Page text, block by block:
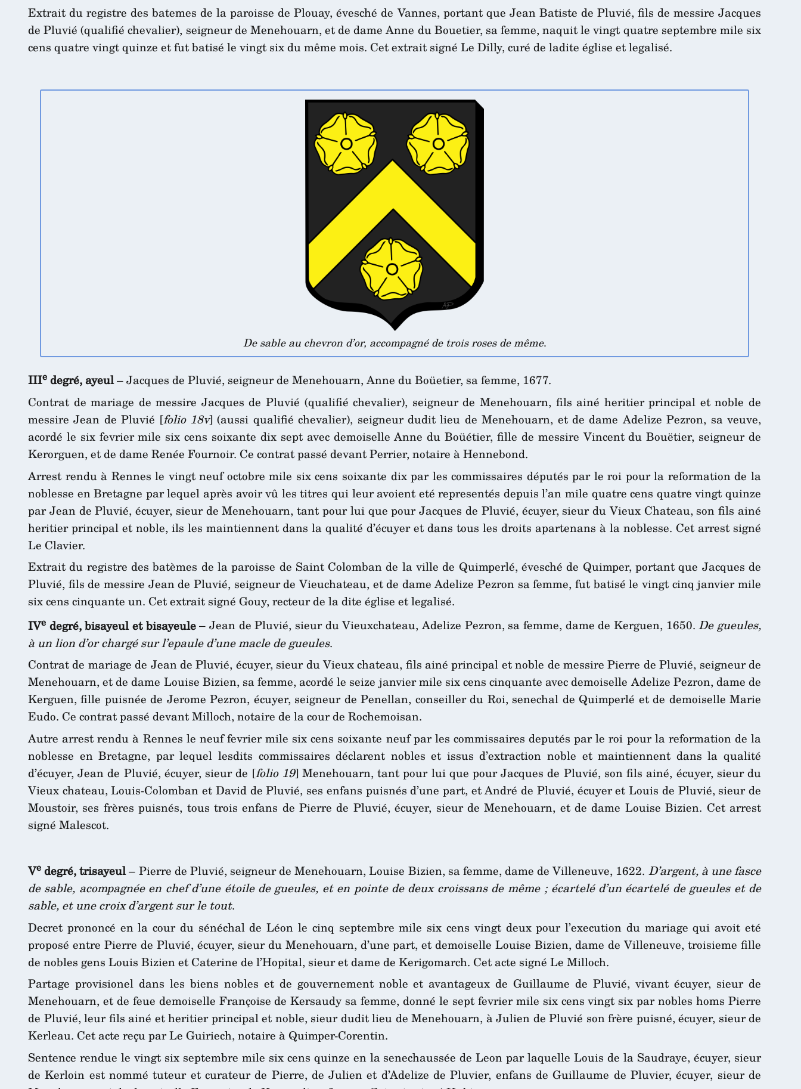
Extrait du registre des batemes de la paroisse de Plouay, évesché de Vannes, portant que Jean Batiste de Pluvié, fils de messire Jacques
de Pluvié (qualifié chevalier), seigneur de Menehouarn, et de dame Anne du Bouetier, sa femme, naquit le vingt quatre septembre mile six
cens quatre vingt quinze et fut batisé le vingt six du même mois. Cet extrait signé Le Dilly, curé de ladite église et legalisé.
De sable au chevron d’or, accompagné de trois roses de même.
IIIe degré, ayeul– Jacques de Pluvié, seigneur de Menehouarn, Anne du Boüetier, sa femme, 1677.
Contrat de mariage de messire Jacques de Pluvié (qualifié chevalier), seigneur de Menehouarn, fils ainé heritier principal et noble de
messire Jean de Pluvié [folio 18v] (aussi qualifié chevalier), seigneur dudit lieu de Menehouarn, et de dame Adelize Pezron, sa veuve,
acordé le six fevrier mile six cens soixante dix sept avec demoiselle Anne du Boüétier, fille de messire Vincent du Bouëtier, seigneur de
Kerorguen, et de dame Renée Fournoir. Ce contrat passé devant Perrier, notaire à Hennebond.
Arrest rendu à Rennes le vingt neuf octobre mile six cens soixante dix par les commissaires députés par le roi pour la reformation de la
noblesse en Bretagne par lequel après avoir vû les titres qui leur avoient eté representés depuis l’an mile quatre cens quatre vingt quinze
par Jean de Pluvié, écuyer, sieur de Menehouarn, tant pour lui que pour Jacques de Pluvié, écuyer, sieur du Vieux Chateau, son fils ainé
heritier principal et noble, ils les maintiennent dans la qualité d’écuyer et dans tous les droits apartenans à la noblesse. Cet arrest signé
Le Clavier.
Extrait du registre des batèmes de la paroisse de Saint Colomban de la ville de Quimperlé, évesché de Quimper, portant que Jacques de
Pluvié, fils de messire Jean de Pluvié, seigneur de Vieuchateau, et de dame Adelize Pezron sa femme, fut batisé le vingt cinq janvier mile
six cens cinquante un. Cet extrait signé Gouy, recteur de la dite église et legalisé.
IVe degré, bisayeul et bisayeule– Jean de Pluvié, sieur du Vieuxchateau, Adelize Pezron, sa femme, dame de Kerguen, 1650.De gueules,
à un lion d’or chargé sur l’epaule d’une macle de gueules.
Contrat de mariage de Jean de Pluvié, écuyer, sieur du Vieux chateau, fils ainé principal et noble de messire Pierre de Pluvié, seigneur de
Menehouarn, et de dame Louise Bizien, sa femme, acordé le seize janvier mile six cens cinquante avec demoiselle Adelize Pezron, dame de
Kerguen, fille puisnée de Jerome Pezron, écuyer, seigneur de Penellan, conseiller du Roi, senechal de Quimperlé et de demoiselle Marie
Eudo. Ce contrat passé devant Milloch, notaire de la cour de Rochemoisan.
Autre arrest rendu à Rennes le neuf fevrier mile six cens soixante neuf par les commissaires deputés par le roi pour la reformation de la
noblesse en Bretagne, par lequel lesdits commissaires déclarent nobles et issus d’extraction noble et maintiennent dans la qualité
d’écuyer, Jean de Pluvié, écuyer, sieur de [folio 19] Menehouarn, tant pour lui que pour Jacques de Pluvié, son fils ainé, écuyer, sieur du
Vieux chateau, Louis-Colomban et David de Pluvié, ses enfans puisnés d’une part, et André de Pluvié, écuyer et Louis de Pluvié, sieur de
Moustoir, ses frères puisnés, tous trois enfans de Pierre de Pluvié, écuyer, sieur de Menehouarn, et de dame Louise Bizien. Cet arrest
signé Malescot.
Ve degré, trisayeul– Pierre de Pluvié, seigneur de Menehouarn, Louise Bizien, sa femme, dame de Villeneuve, 1622. D’argent, à une fasce
de sable, acompagnée en chef d’une étoile de gueules, et en pointe de deux croissans de même ; écartelé d’un écartelé de gueules et de
sable, et une croix d’argent sur le tout.
Decret prononcé en la cour du sénéchal de Léon le cinq septembre mile six cens vingt deux pour l’execution du mariage qui avoit eté
proposé entre Pierre de Pluvié, écuyer, sieur du Menehouarn, d’une part, et demoiselle Louise Bizien, dame de Villeneuve, troisieme fille
de nobles gens Louis Bizien et Caterine de l’Hopital, sieur et dame de Kerigomarch. Cet acte signé Le Milloch.
Partage provisionel dans les biens nobles et de gouvernement noble et avantageux de Guillaume de Pluvié, vivant écuyer, sieur de
Menehouarn, et de feue demoiselle Françoise de Kersaudy sa femme, donné le sept fevrier mile six cens vingt six par nobles homs Pierre
de Pluvié, leur fils ainé et heritier principal et noble, sieur dudit lieu de Menehouarn, à Julien de Pluvié son frère puisné, écuyer, sieur de
Kerleau. Cet acte reçu par Le Guiriech, notaire à Quimper-Corentin.
Sentence rendue le vingt six septembre mile six cens quinze en la senechaussée de Leon par laquelle Louis de la Saudraye, écuyer, sieur
de Kerloin est nommé tuteur et curateur de Pierre, de Julien et d’Adelize de Pluvier, enfans de Guillaume de Pluvier, écuyer, sieur de